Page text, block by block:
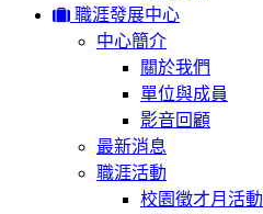
職涯發展中心
中心簡介
關於我們
單位與成員
影音回顧
最新消息
職涯活動
校園徵才月活動